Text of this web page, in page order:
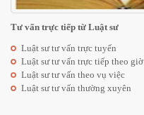
Tư vấn trực tiếp từ Luật sư
Luật sư tư vấn trực tuyến
Luật sư tư vấn trực tiếp theo giờ
Luật sư tư vấn theo vụ việc
Luật sư tư vấn thường xuyên